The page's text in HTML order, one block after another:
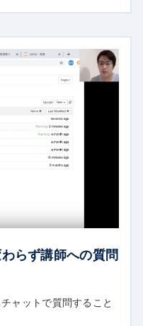
らず講師への質問
ャットで質問すること